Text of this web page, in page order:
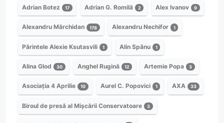
Adrian Botez 17 Adrian G. Romilă 2 Alex Ivanov 9
Alexandru Mărchidan 178 Alexandru Nechifor 1
Părintele Alexie Ksutasvili 1 Alin Spânu 1
Alina Glod 30 Anghel Rugină 12 Artemie Popa 3
Asociația 4 Aprilie 10 Aurel C. Popovici 1 AXA 33
Biroul de presă al Mișcării Conservatoare 3